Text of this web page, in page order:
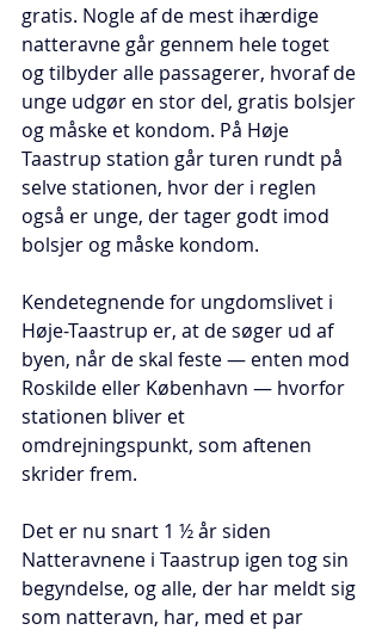
gratis. Nogle af de mest ihærdige
natteravne går gennem hele toget
og tilbyder alle passagerer, hvoraf de
unge udgør en stor del, gratis bolsjer
og måske et kondom. På Høje
Taastrup station går turen rundt på
selve stationen, hvor der i reglen
også er unge, der tager godt imod
bolsjer og måske kondom.
Kendetegnende for ungdomslivet i
Høje-Taastrup er, at de søger ud af
byen, når de skal feste — enten mod
Roskilde eller København — hvorfor
stationen bliver et
omdrejningspunkt, som aftenen
skrider frem.
Det er nu snart 1 ½ år siden
Natteravnene i Taastrup igen tog sin
begyndelse, og alle, der har meldt sig
som natteravn, har, med et par